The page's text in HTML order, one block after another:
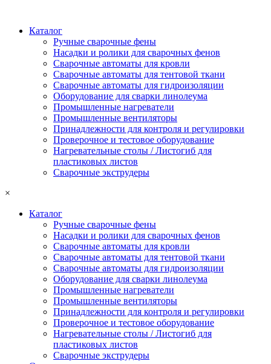
Каталог
Ручные сварочные фены
Насадки и ролики для сварочных фенов
Сварочные автоматы для кровли
Сварочные автоматы для тентовой ткани
Сварочные автоматы для гидроизоляции
Оборудование для сварки линолеума
Промышленные нагреватели
Промышленные вентиляторы
Принадлежности для контроля и регулировки
Проверочное и тестовое оборудование
Нагревательные столы / Листогиб для
пластиковых листов
Сварочные экструдеры
×
Каталог
Ручные сварочные фены
Насадки и ролики для сварочных фенов
Сварочные автоматы для кровли
Сварочные автоматы для тентовой ткани
Сварочные автоматы для гидроизоляции
Оборудование для сварки линолеума
Промышленные нагреватели
Промышленные вентиляторы
Принадлежности для контроля и регулировки
Проверочное и тестовое оборудование
Нагревательные столы / Листогиб для
пластиковых листов
Сварочные экструдеры